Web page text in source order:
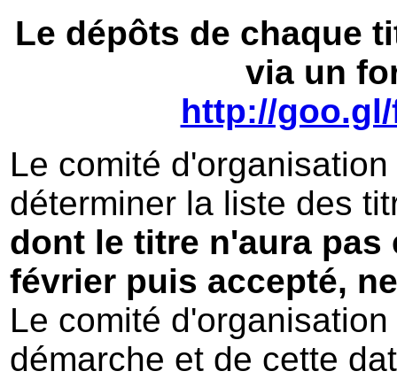
Le dépôts de chaque
via un
http://
Le comité
déterminer la liste des
dont le titre n'aura pas
février puis accepté,
Le comité
démarche et de cette